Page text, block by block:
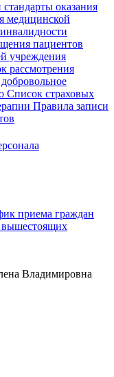
оказания
медицинской
пациентов
учреждения
рассмотрения
Список страховых
Правила записи
приема граждан
Владимировна